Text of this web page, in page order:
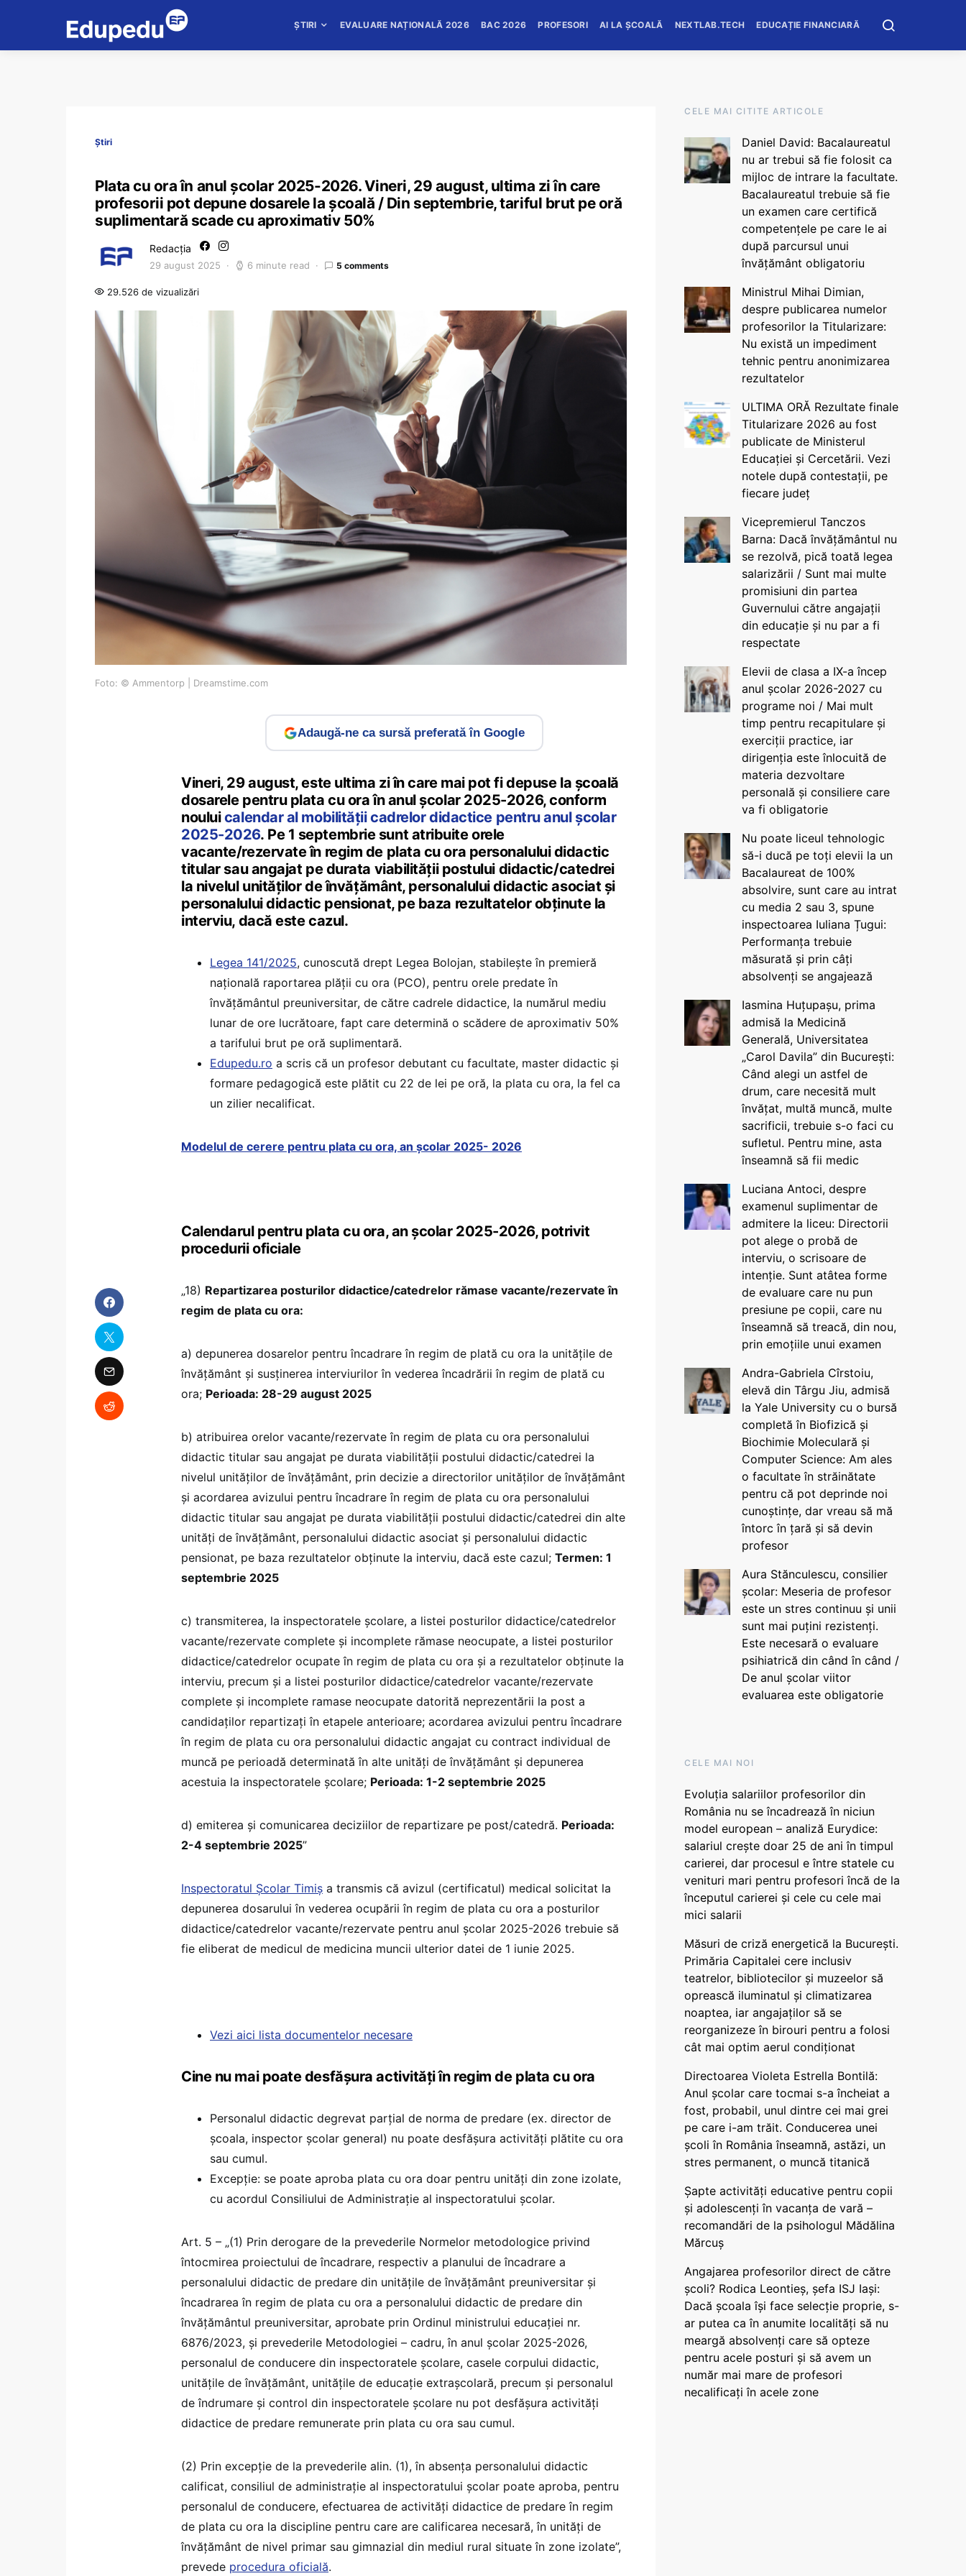
ȘTIRI EVALUARE NAȚIONALĂ 2026 BAC 2026 PROFESORI AI LA ȘCOALĂ NEXTLAB.TECH EDUCAȚIE FINANCIARĂ
Știri
Plata cu ora în anul școlar 2025-2026. Vineri, 29 august, ultima zi în care
profesorii pot depune dosarele la școală / Din septembrie, tariful brut pe oră
suplimentară scade cu aproximativ 50%
Redacția
29 august 2025 6 minute read 5 comments
29.526 de vizualizări
Foto: © Ammentorp | Dreamstime.com
Adaugă-ne ca sursă preferată în Google
Vineri, 29 august, este ultima zi în care mai pot fi depuse la școală
dosarele pentru plata cu ora în anul școlar 2025-2026, conform
nouluicalendar al mobilității cadrelor didactice pentru anul școlar
2025-2026. Pe 1 septembrie sunt atribuite orele
vacante/rezervate în regim de plata cu ora personalului didactic
titular sau angajat pe durata viabilității postului didactic/catedrei
la nivelul unităților de învățământ, personalului didactic asociat și
personalului didactic pensionat, pe baza rezultatelor obținute la
interviu, dacă este cazul.
Legea 141/2025, cunoscută drept Legea Bolojan, stabilește în premieră
națională raportarea plății cu ora (PCO), pentru orele predate în
învățământul preuniversitar, de către cadrele didactice, la numărul mediu
lunar de ore lucrătoare, fapt care determină o scădere de aproximativ 50%
a tarifului brut pe oră suplimentară.
Edupedu.ro a scris că un profesor debutant cu facultate, master didactic și
formare pedagogică este plătit cu 22 de lei pe oră, la plata cu ora, la fel ca
un zilier necalificat.
Modelul de cerere pentru plata cu ora, an școlar 2025- 2026
Calendarul pentru plata cu ora, an școlar 2025-2026, potrivit
procedurii oficiale
„18) Repartizarea posturilor didactice/catedrelor rămase vacante/rezervate în
regim de plata cu ora:
a) depunerea dosarelor pentru încadrare în regim de plată cu ora la unitățile de
învățământ și susținerea interviurilor în vederea încadrării în regim de plată cu
ora; Perioada: 28-29 august 2025
b) atribuirea orelor vacante/rezervate în regim de plata cu ora personalului
didactic titular sau angajat pe durata viabilității postului didactic/catedrei la
nivelul unităților de învățământ, prin decizie a directorilor unităților de învățământ
și acordarea avizului pentru încadrare în regim de plata cu ora personalului
didactic titular sau angajat pe durata viabilității postului didactic/catedrei din alte
unități de învățământ, personalului didactic asociat și personalului didactic
pensionat, pe baza rezultatelor obținute la interviu, dacă este cazul; Termen: 1
septembrie 2025
c) transmiterea, la inspectoratele școlare, a listei posturilor didactice/catedrelor
vacante/rezervate complete și incomplete rămase neocupate, a listei posturilor
didactice/catedrelor ocupate în regim de plata cu ora și a rezultatelor obținute la
interviu, precum și a listei posturilor didactice/catedrelor vacante/rezervate
complete și incomplete ramase neocupate datorită neprezentării la post a
candidaților repartizați în etapele anterioare; acordarea avizului pentru încadrare
în regim de plata cu ora personalului didactic angajat cu contract individual de
muncă pe perioadă determinată în alte unități de învățământ și depunerea
acestuia la inspectoratele școlare; Perioada: 1-2 septembrie 2025
d) emiterea și comunicarea deciziilor de repartizare pe post/catedră. Perioada:
2-4 septembrie 2025”
Inspectoratul Școlar Timiș a transmis că avizul (certificatul) medical solicitat la
depunerea dosarului în vederea ocupării în regim de plata cu ora a posturilor
didactice/catedrelor vacante/rezervate pentru anul școlar 2025-2026 trebuie să
fie eliberat de medicul de medicina muncii ulterior datei de 1 iunie 2025.
Vezi aici lista documentelor necesare
Cine nu mai poate desfășura activități în regim de plata cu ora
Personalul didactic degrevat parțial de norma de predare (ex. director de
școala, inspector școlar general) nu poate desfășura activități plătite cu ora
sau cumul.
Excepție: se poate aproba plata cu ora doar pentru unități din zone izolate,
cu acordul Consiliului de Administrație al inspectoratului școlar.
Art. 5 – „(1) Prin derogare de la prevederile Normelor metodologice privind
întocmirea proiectului de încadrare, respectiv a planului de încadrare a
personalului didactic de predare din unitățile de învățământ preuniversitar și
încadrarea în regim de plata cu ora a personalului didactic de predare din
învățământul preuniversitar, aprobate prin Ordinul ministrului educației nr.
6876/2023, și prevederile Metodologiei – cadru, în anul școlar 2025-2026,
personalul de conducere din inspectoratele școlare, casele corpului didactic,
unitățile de învățământ, unitățile de educație extrașcolară, precum și personalul
de îndrumare și control din inspectoratele școlare nu pot desfășura activități
didactice de predare remunerate prin plata cu ora sau cumul.
(2) Prin excepție de la prevederile alin. (1), în absența personalului didactic
calificat, consiliul de administrație al inspectoratului școlar poate aproba, pentru
personalul de conducere, efectuarea de activități didactice de predare în regim
de plata cu ora la discipline pentru care are calificarea necesară, în unități de
învățământ de nivel primar sau gimnazial din mediul rural situate în zone izolate”,
prevede procedura oficială.
CELE MAI CITITE ARTICOLE
Daniel David: Bacalaureatul
nu ar trebui să fie folosit ca
mijloc de intrare la facultate.
Bacalaureatul trebuie să fie
un examen care certifică
competențele pe care le ai
după parcursul unui
învățământ obligatoriu
Ministrul Mihai Dimian,
despre publicarea numelor
profesorilor la Titularizare:
Nu există un impediment
tehnic pentru anonimizarea
rezultatelor
ULTIMA ORĂ Rezultate finale
Titularizare 2026 au fost
publicate de Ministerul
Educației și Cercetării. Vezi
notele după contestații, pe
fiecare județ
Vicepremierul Tanczos
Barna: Dacă învățământul nu
se rezolvă, pică toată legea
salarizării / Sunt mai multe
promisiuni din partea
Guvernului către angajații
din educație și nu par a fi
respectate
Elevii de clasa a IX-a încep
anul școlar 2026-2027 cu
programe noi / Mai mult
timp pentru recapitulare și
exerciții practice, iar
dirigenția este înlocuită de
materia dezvoltare
personală și consiliere care
va fi obligatorie
Nu poate liceul tehnologic
să-i ducă pe toți elevii la un
Bacalaureat de 100%
absolvire, sunt care au intrat
cu media 2 sau 3, spune
inspectoarea Iuliana Țugui:
Performanța trebuie
măsurată și prin câți
absolvenți se angajează
Iasmina Huțupașu, prima
admisă la Medicină
Generală, Universitatea
„Carol Davila” din București:
Când alegi un astfel de
drum, care necesită mult
învățat, multă muncă, multe
sacrificii, trebuie s-o faci cu
sufletul. Pentru mine, asta
înseamnă să fii medic
Luciana Antoci, despre
examenul suplimentar de
admitere la liceu: Directorii
pot alege o probă de
interviu, o scrisoare de
intenție. Sunt atâtea forme
de evaluare care nu pun
presiune pe copii, care nu
înseamnă să treacă, din nou,
prin emoțiile unui examen
Andra-Gabriela Cîrstoiu,
elevă din Târgu Jiu, admisă
la Yale University cu o bursă
completă în Biofizică și
Biochimie Moleculară și
Computer Science: Am ales
o facultate în străinătate
pentru că pot deprinde noi
cunoștințe, dar vreau să mă
întorc în țară și să devin
profesor
Aura Stănculescu, consilier
școlar: Meseria de profesor
este un stres continuu și unii
sunt mai puțini rezistenți.
Este necesară o evaluare
psihiatrică din când în când /
De anul școlar viitor
evaluarea este obligatorie
CELE MAI NOI
Evoluția salariilor profesorilor din
România nu se încadrează în niciun
model european – analiză Eurydice:
salariul crește doar 25 de ani în timpul
carierei, dar procesul e între statele cu
venituri mari pentru profesori încă de la
începutul carierei și cele cu cele mai
mici salarii
Măsuri de criză energetică la București.
Primăria Capitalei cere inclusiv
teatrelor, bibliotecilor și muzeelor să
oprească iluminatul și climatizarea
noaptea, iar angajaților să se
reorganizeze în birouri pentru a folosi
cât mai optim aerul condiționat
Directoarea Violeta Estrella Bontilă:
Anul școlar care tocmai s-a încheiat a
fost, probabil, unul dintre cei mai grei
pe care i-am trăit. Conducerea unei
școli în România înseamnă, astăzi, un
stres permanent, o muncă titanică
Șapte activități educative pentru copii
și adolescenți în vacanța de vară –
recomandări de la psihologul Mădălina
Mărcuș
Angajarea profesorilor direct de către
școli? Rodica Leontieș, șefa ISJ Iași:
Dacă școala își face selecție proprie, s-
ar putea ca în anumite localități să nu
meargă absolvenți care să opteze
pentru acele posturi și să avem un
număr mai mare de profesori
necalificați în acele zone